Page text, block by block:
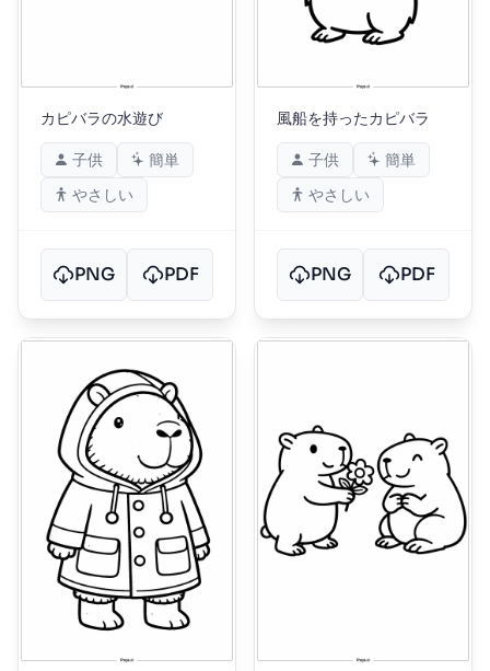
カピバラの水遊び
子供
簡単
やさしい
PNG PDF
風船を持ったカピバラ
子供
簡単
やさしい
PNG PDF